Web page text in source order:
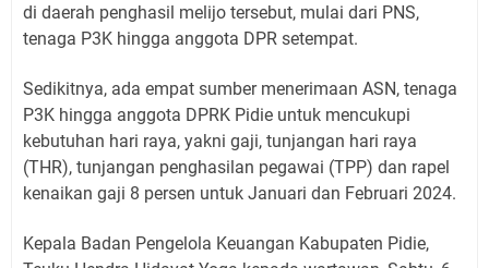
di daerah penghasil melijo tersebut, mulai dari PNS,
tenaga P3K hingga anggota DPR setempat.
Sedikitnya, ada empat sumber menerimaan ASN, tenaga
P3K hingga anggota DPRK Pidie untuk mencukupi
kebutuhan hari raya, yakni gaji, tunjangan hari raya
(THR), tunjangan penghasilan pegawai (TPP) dan rapel
kenaikan gaji 8 persen untuk Januari dan Februari 2024.
Kepala Badan Pengelola Keuangan Kabupaten Pidie,